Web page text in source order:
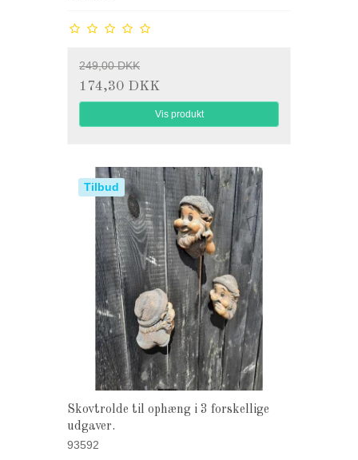
249,00 DKK
174,30 DKK
Vis produkt
Tilbud
Skovtrolde til ophæng i 3 forskellige
udgaver.
93592